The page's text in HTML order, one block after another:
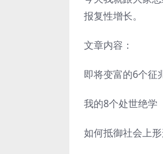
报复性增长。
文章内容：
即将变富的6个征
我的8个处世绝学
如何抵御社会上